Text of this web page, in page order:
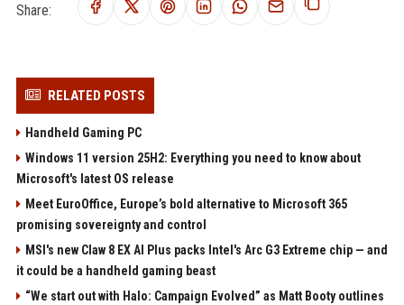
Share:
RELATED POSTS
Handheld Gaming PC
Windows 11 version 25H2: Everything you need to know about
Microsoft's latest OS release
Meet EuroOffice, Europe’s bold alternative to Microsoft 365
promising sovereignty and control
MSI's new Claw 8 EX AI Plus packs Intel's Arc G3 Extreme chip — and
it could be a handheld gaming beast
“We start out with Halo: Campaign Evolved” as Matt Booty outlines